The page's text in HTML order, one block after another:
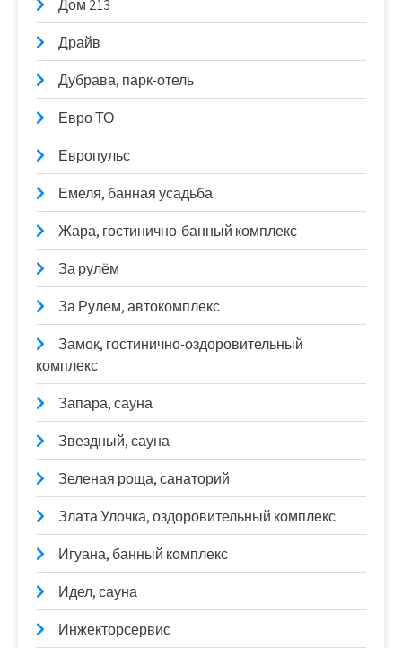
Дом 213
Драйв
Дубрава, парк-отель
Евро ТО
Европульс
Емеля, банная усадьба
Жара, гостинично-банный комплекс
За рулём
За Рулем, автокомплекс
Замок, гостинично-оздоровительный
комплекс
Запара, сауна
Звездный, сауна
Зеленая роща, санаторий
Злата Улочка, оздоровительный комплекс
Игуана, банный комплекс
Идел, сауна
Инжекторсервис